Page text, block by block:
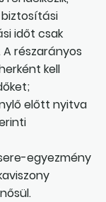
időt csak
részarányos
kell
előtt nyitva
egyezmény